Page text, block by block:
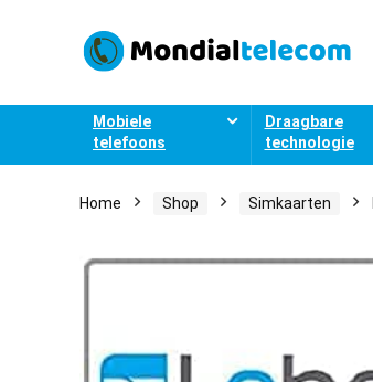
Mobiele
telefoons
Draagbare
technologie
Home Shop Simkaarten